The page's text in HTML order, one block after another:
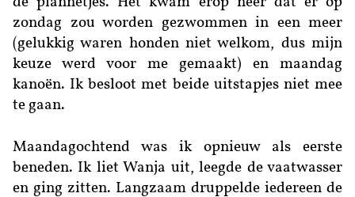
zondag zou worden gezwommen in een meer
(gelukkig waren honden niet welkom, dus mijn
keuze werd voor me gemaakt) en maandag
kanoën. Ik besloot met beide uitstapjes niet mee
te gaan.
Maandagochtend was ik opnieuw als eerste
beneden. Ik liet Wanja uit, leegde de vaatwasser
en ging zitten. Langzaam druppelde iedereen de